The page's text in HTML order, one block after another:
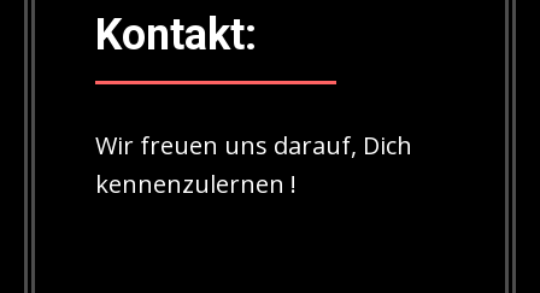
Kontakt:
Wir freuen uns darauf, Dich
kennenzulernen !